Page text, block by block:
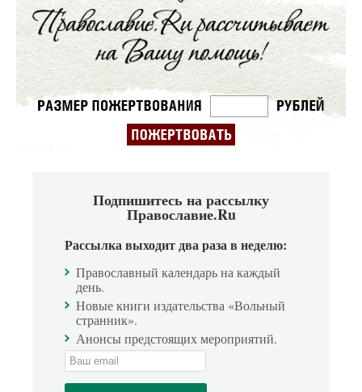
Подпишитесь на рассылку
Православие.Ru
Рассылка выходит два раза в неделю:
Православный календарь на каждый
день.
Новые книги издательства «Вольный
странник».
Анонсы предстоящих мероприятий.